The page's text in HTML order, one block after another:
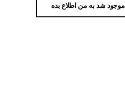
موجود شد به من اطلاع بده